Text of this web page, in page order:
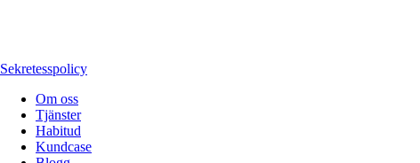
Sekretesspolicy
Om oss
Tjänster
Habitud
Kundcase